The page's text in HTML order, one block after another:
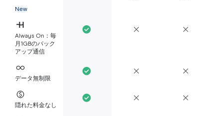
New
Always On：毎
月1GBのバック
アップ通信
データ無制限
隠れた料金なし